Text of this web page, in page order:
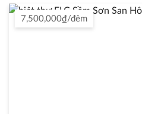
7,500,000₫/đêm